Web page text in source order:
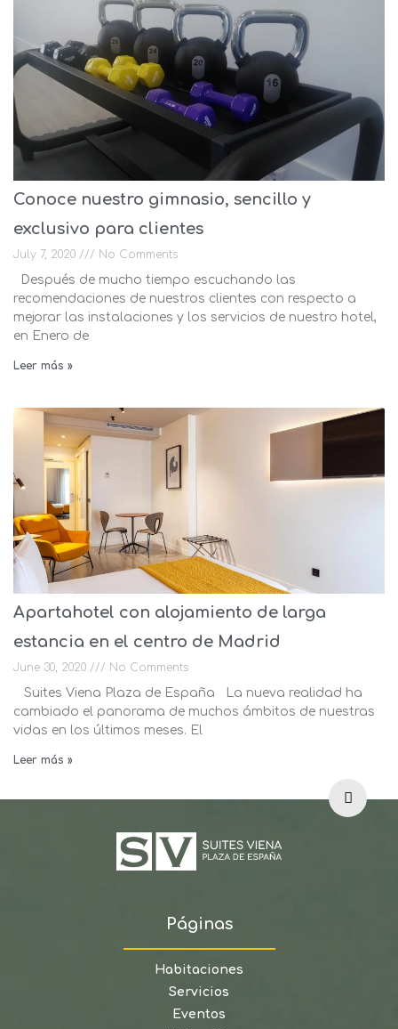
Conoce nuestro gimnasio, sencillo y
exclusivo para clientes
July 7, 2020 No Comments
Después de mucho tiempo escuchando las
recomendaciones de nuestros clientes con respecto a
mejorar las instalaciones y los servicios de nuestro hotel,
en Enero de
Leer más »
Apartahotel con alojamiento de larga
estancia en el centro de Madrid
June 30, 2020 No Comments
Suites Viena Plaza de España La nueva realidad ha
cambiado el panorama de muchos ámbitos de nuestras
vidas en los últimos meses. El
Leer más »
Páginas
Habitaciones
Servicios
Eventos